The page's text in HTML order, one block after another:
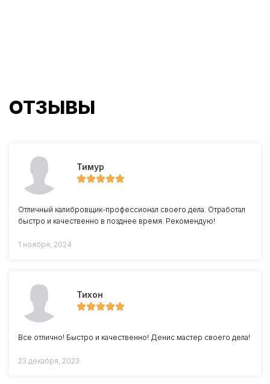
ОТЗЫВЫ
Тимур
Отличный калибровщик-профессионал своего дела. Отработал
быстро и качественно в позднее время. Рекомендую!
1 ноября, 2024
Тихон
Все отлично! Быстро и качественно! Денис мастер своего дела!
23 декабря, 2023